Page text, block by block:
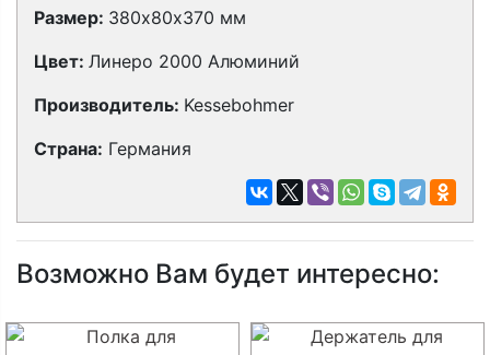
Размер: 380х80х370 мм
Цвет: Линеро 2000 Алюминий
Производитель: Kessebohmer
Страна: Германия
Возможно Вам будет интересно: